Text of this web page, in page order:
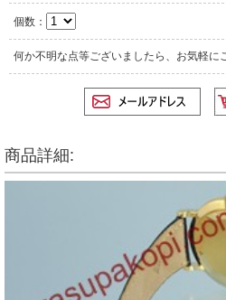
個数：
何か不明な点等ございましたら、お気軽に
商品詳細: